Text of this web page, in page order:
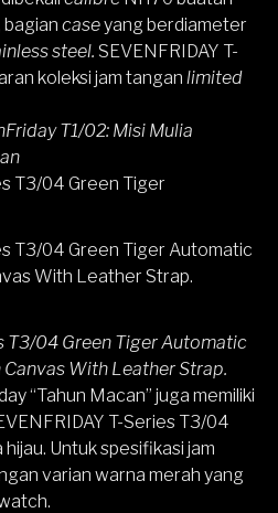
bagian caseyang berdiameter
steel. SEVENFRIDAY T-
koleksi jam tangan limited
T1/02: Misi Mulia
T3/04 Green Tiger
T3/04 Green Tiger Automatic
Canvas With Leather Strap.
“Tahun Macan” juga memiliki
T-Series T3/04
Untuk spesifikasi jam
varian warna merah yang